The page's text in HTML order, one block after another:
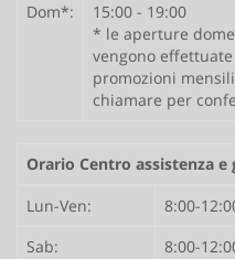
Dom*:
15:00 - 19:00
* le aperture
vengono
promozioni
chiamare per
Orario Centro assistenza
Lun-Ven:
8:00-
Sab:
8:00-